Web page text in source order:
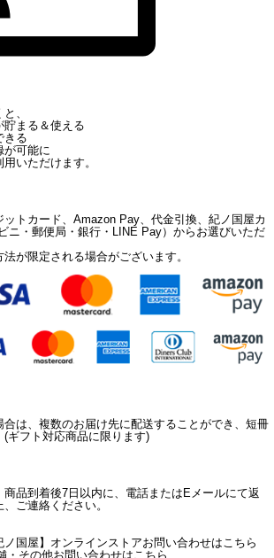
、
貯まる＆使える
きる
が可能に
いただけます。
トカード、Amazon Pay、代金引換、紀ノ国屋カ
ニ・郵便局・銀行・LINE Pay）からお選びいただ
が限定される場合がございます。
合は、複数のお届け先に配送することができ、短冊
ギフト対応商品に限ります)
品到着後7日以内に、電話またはEメールにて返
ご連絡ください。
ノ国屋】オンラインストアお問い合わせはこちら
・その他お問い合わせはこちら